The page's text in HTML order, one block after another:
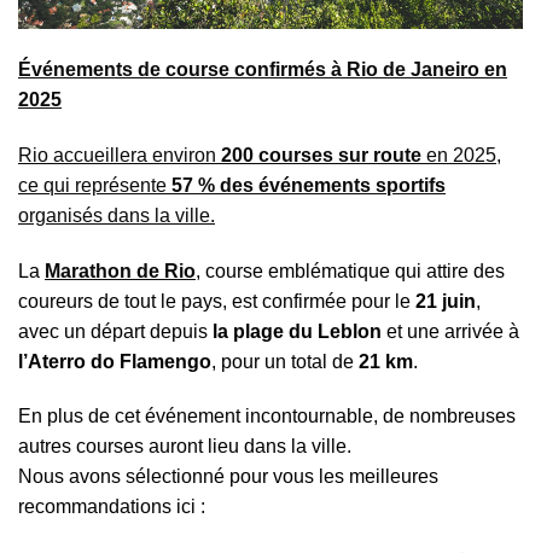
Événements de course confirmés à Rio de Janeiro en
2025
Rio accueillera environ 200 courses sur route en 2025,
ce qui représente 57 % des événements sportifs
organisés dans la ville.
La Marathon de Rio, course emblématique qui attire des
coureurs de tout le pays, est confirmée pour le 21 juin,
avec un départ depuis la plage du Leblon et une arrivée à
l’Aterro do Flamengo, pour un total de 21 km.
En plus de cet événement incontournable, de nombreuses
autres courses auront lieu dans la ville.
Nous avons sélectionné pour vous les meilleures
recommandations ici :